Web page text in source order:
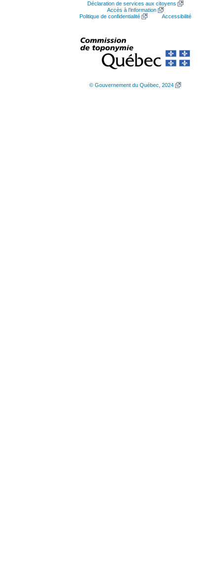
Déclaration de services aux citoyens
Accès à l’information
Politique de confidentialité
Accessibilité
© Gouvernement du Québec, 2024